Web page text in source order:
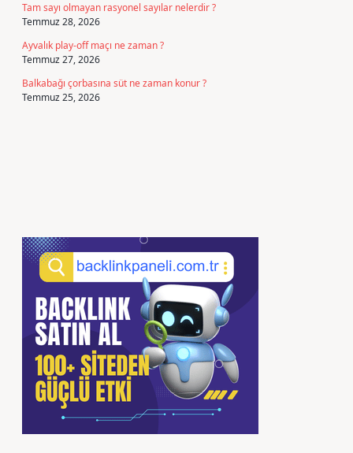
Tam sayı olmayan rasyonel sayılar nelerdir ?
Temmuz 28, 2026
Ayvalık play-off maçı ne zaman ?
Temmuz 27, 2026
Balkabağı çorbasına süt ne zaman konur ?
Temmuz 25, 2026